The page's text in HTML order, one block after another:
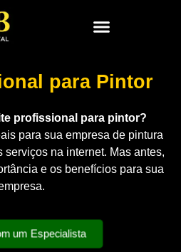
para Pintor
profissional para pintor?
para sua empresa de pintura
na internet. Mas antes,
e os benefícios para sua
um Especialista